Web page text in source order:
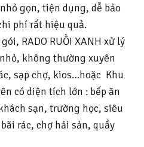
gọn, tiện dụng, dễ bảo
phí rất hiệu quả.
RADO RUỒI XANH xử lý
không thường xuyên
sạp chợ, kios…hoặc Khu
có diện tích lớn : bếp ăn
sạn, trường học, siêu
rác, chợ hải sản, quầy